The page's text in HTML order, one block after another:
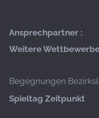
Ansprechpartner :
Weitere
Begegnungen
Spieltag Zeitpunkt